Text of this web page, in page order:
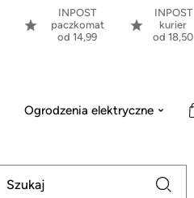
INPOST
paczkomat
od 14,99
INPOST
kurier
od 18,50
Ogrodzenia elektryczne